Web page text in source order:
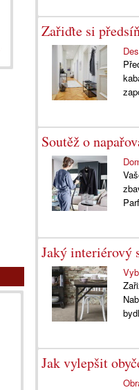
Zařiďte si
Soutěž o
Jaký interiérový
Jak vylepšit